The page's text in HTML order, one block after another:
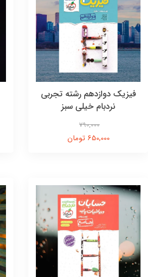
فیزیک دوازدهم رشته تجربی
نردبام خیلی سبز
790,000
650,000 تومان